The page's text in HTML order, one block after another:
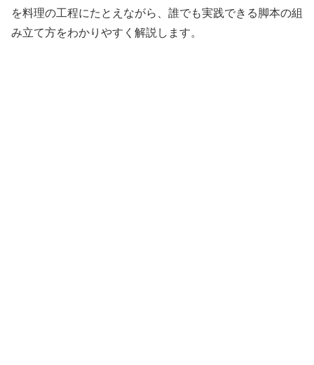
を料理の工程にたとえながら、誰でも実践できる脚本の組
み立て方をわかりやすく解説します。